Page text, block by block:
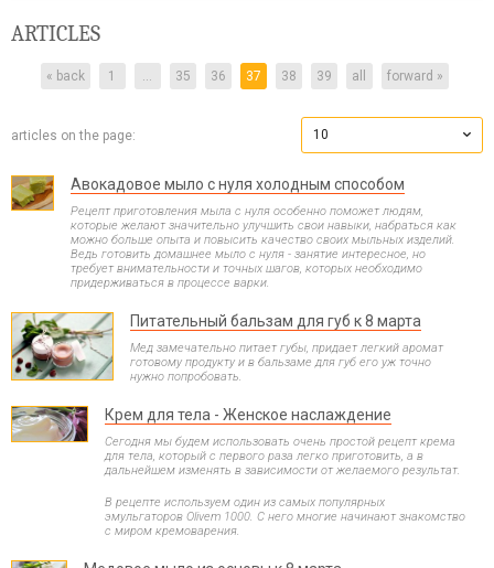
ARTICLES
« back 1 ... 35 36 37 38 39 all forward »
articles on the page: 10
Авокадовое мыло с нуля холодным способом
Рецепт приготовления мыла с нуля особенно поможет людям,
которые желают значительно улучшить свои навыки, набраться как
можно больше опыта и повысить качество своих мыльных изделий.
Ведь готовить домашнее мыло с нуля - занятие интересное, но
требует внимательности и точных шагов, которых необходимо
придерживаться в процессе варки.
Питательный бальзам для губ к 8 марта
Мед замечательно питает губы, придает легкий аромат
готовому продукту и в бальзаме для губ его уж точно
нужно попробовать.
Крем для тела - Женское наслаждение
Сегодня мы будем использовать очень простой рецепт крема
для тела, который с первого раза легко приготовить, а в
дальнейшем изменять в зависимости от желаемого результат.
В рецепте используем один из самых популярных
эмульгаторов Olivem 1000. С него многие начинают знакомство
с миром кремоварения.